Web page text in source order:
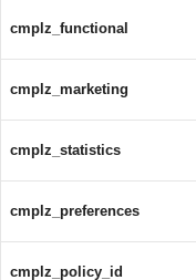
cmplz_functional
cmplz_marketing
cmplz_statistics
cmplz_preferences
cmplz_policy_id